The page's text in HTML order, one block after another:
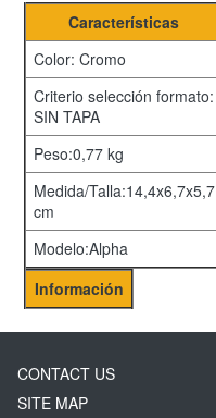
Características
Color: Cromo
Criterio selección formato:
SIN TAPA
Peso:0,77 kg
Medida/Talla:14,4x6,7x5,7
cm
Modelo:Alpha
Información
CONTACT US
SITE MAP